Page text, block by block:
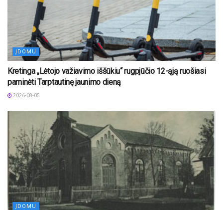
ĮDOMU
Kretinga „Lėtojo važiavimo iššūkiu“ rugpjūčio 12-ąją ruošiasi
paminėti Tarptautinę jaunimo dieną
2026-08-05
ĮDOMU